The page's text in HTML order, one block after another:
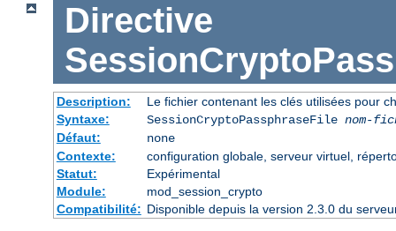
Directive
Description:
Le fichier contenant les clés utilisées pour
Syntaxe:
SessionCryptoPassphraseFile nom-
Défaut:
none
Contexte:
configuration globale, serveur virtuel,
Statut:
Expérimental
Module:
mod_session_crypto
Compatibilité: Disponible depuis la version 2.3.0 du